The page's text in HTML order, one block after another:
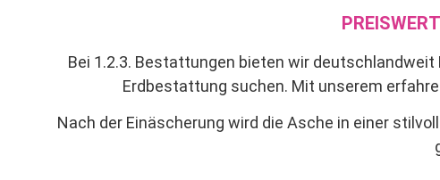
Bei 1.2.3. Bestattungen bieten wir
Erdbestattung suchen. Mit unserem
Nach der Einäscherung wird die Asche in einer